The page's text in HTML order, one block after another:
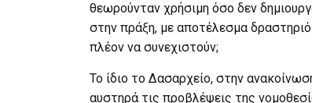
θεωρούνταν χρήσιμη όσο δεν
στην πράξη, με αποτέλεσμα
πλέον να συνεχιστούν;
Το ίδιο το Δασαρχείο, στην
αυστηρά τις προβλέψεις της